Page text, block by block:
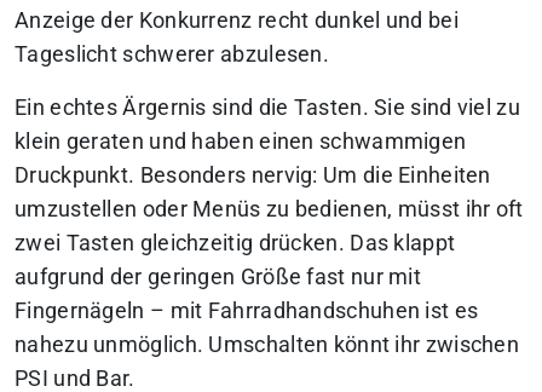
Anzeige der Konkurrenz recht dunkel und bei
Tageslicht schwerer abzulesen.
Ein echtes Ärgernis sind die Tasten. Sie sind viel zu
klein geraten und haben einen schwammigen
Druckpunkt. Besonders nervig: Um die Einheiten
umzustellen oder Menüs zu bedienen, müsst ihr oft
zwei Tasten gleichzeitig drücken. Das klappt
aufgrund der geringen Größe fast nur mit
Fingernägeln – mit Fahrradhandschuhen ist es
nahezu unmöglich. Umschalten könnt ihr zwischen
PSI und Bar.